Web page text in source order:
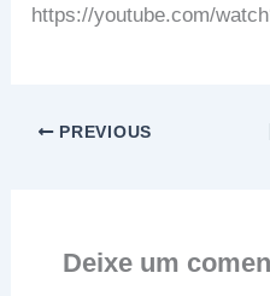
https://youtube.com/
PREVIOUS
Deixe um